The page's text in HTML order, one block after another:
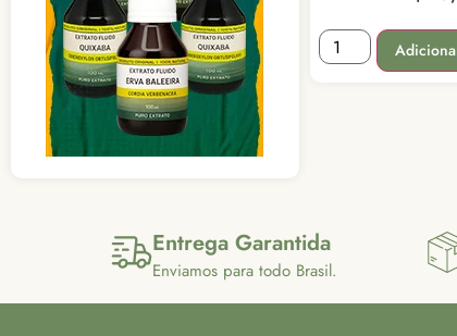
Entrega Garantida
Enviamos para todo Brasil.